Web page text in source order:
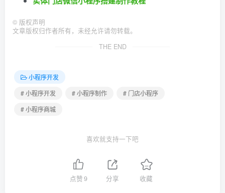
© 版权声明
文章版权归作者所有，未经允许请勿转载。
THE END
小程序开发
# 小程序开发
# 小程序制作
# 门店小程序
# 小程序商城
喜欢就支持一下吧
点赞9 分享 收藏